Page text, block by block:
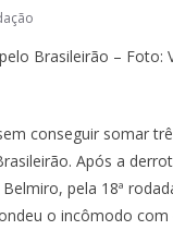
Brasileirão – Foto:
conseguir somar
Após a
Belmiro, pela 18ª
o incômodo